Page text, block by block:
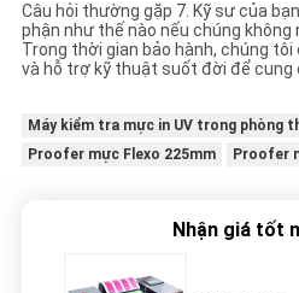
Câu hỏi thường gặp 7. Kỹ sư của
phận như thế nào nếu chúng không
Trong thời gian bảo hành, chúng
và hỗ trợ kỹ thuật suốt đời để cung
Máy kiểm tra mực in UV trong phòng
Proofer mực Flexo 225mm
Proofer
Nhận giá tốt